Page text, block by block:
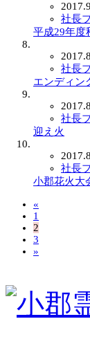
社長
平成29年度
社長
エンディン
社長
迎え火
社長
小郡花火大
«
1
2
3
»